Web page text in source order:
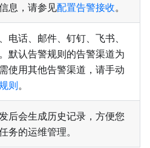
息，请参见配置告警接收。
电话、邮件、钉钉、飞书、
默认告警规则的告警渠道为
使用其他告警渠道，请手动
则。
后会生成历史记录，方便您
务的运维管理。